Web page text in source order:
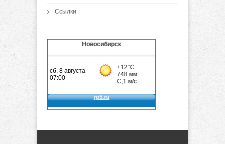
Ссылки
Новосибирск